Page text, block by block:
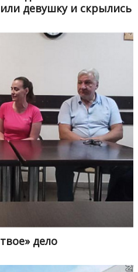
девушку и скрылись
дело